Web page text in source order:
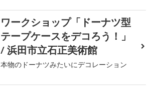
ワークショップ「ドーナツ型
テープケースをデコろう！」
/ 浜田市立石正美術館
本物のドーナツみたいにデコレーション